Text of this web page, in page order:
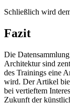
Schließlich wird
Fazit
Die
Architektur sind
des Trainings eine
wird. Der Artikel
bei vertieftem
Zukunft der